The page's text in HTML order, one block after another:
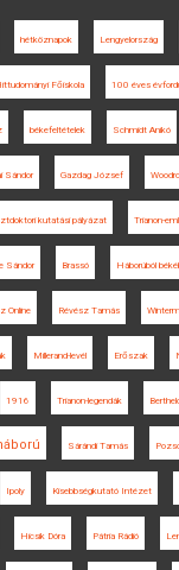
hétköznapok Lengyelország
Főiskola 100 éves
békefeltételek Schmidt Anikó
Sándor Gazdag József
kutatási pályázat Trianon-
Sándor Brassó Háborúból
Online Révész Tamás
Millerand-levél Erőszak
1916 Trianon-legendák
Sárándi Tamás
Ipoly Kisebbségkutató Intézet
Hicsik Dóra Pátria Rádió